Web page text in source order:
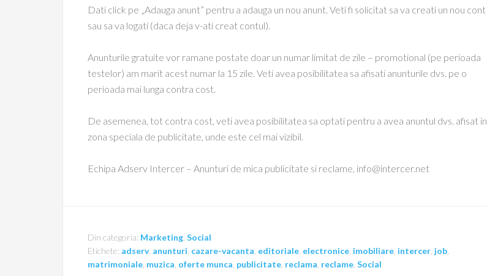
Dati click pe „Adauga anunt” pentru a adauga un nou anunt. Veti fi solicitat sa va creati un nou cont
sau sa va logati (daca deja v-ati creat contul).
Anunturile gratuite vor ramane postate doar un numar limitat de zile – promotional (pe perioada
testelor) am marit acest numar la 15 zile. Veti avea posibilitatea sa afisati anunturile dvs. pe o
perioada mai lunga contra cost.
De asemenea, tot contra cost, veti avea posibilitatea sa optati pentru a avea anuntul dvs. afisat in
zona speciala de publicitate, unde este cel mai vizibil.
Echipa Adserv Intercer – Anunturi de mica publicitate si reclame, info@intercer.net
Din categoria: Marketing Social
Etichete: adserv, anunturi cazare-vacanta editoriale electronice imobiliare intercer job
matrimoniale muzica oferte munca publicitate reclama reclame Social